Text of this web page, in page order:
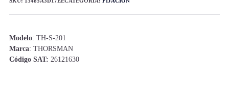
Modelo: TH-S-201
Marca: THORSMAN
Código SAT: 26121630